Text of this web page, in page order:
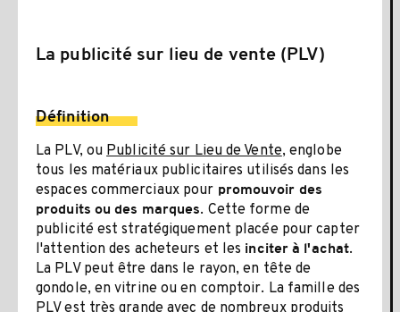
La publicité sur lieu de vente (PLV)
Définition
La PLV, ou Publicité sur Lieu de Vente, englobe
tous les matériaux publicitaires utilisés dans les
espaces commerciaux pour promouvoir des
produits ou des marques. Cette forme de
publicité est stratégiquement placée pour capter
l'attention des acheteurs et les inciter à l'achat.
La PLV peut être dans le rayon, en tête de
gondole, en vitrine ou en comptoir. La famille des
PLV est très grande avec de nombreux produits